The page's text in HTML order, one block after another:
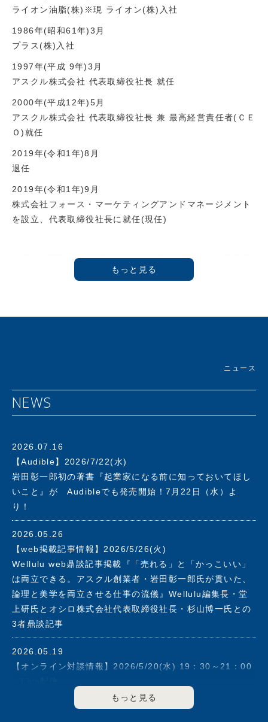
ライオン油脂(株)※現 ライオン(株)入社
1986年(昭和61年)3月
プラス(株)入社
1997年(平成 9年)3月
アスクル株式会社 代表取締役社長 就任
2000年(平成12年)5月
アスクル株式会社 代表取締役社長 兼 最高経営責任者(ＣＥ
Ｏ)就任
2019年(令和1年)8月
退任
2019年(令和1年)9月
株式会社フォース・マーケティングアンドマネージメント
を設立、代表取締役社長に就任(現任)
1950年(昭和25年)大阪生まれ。1973年(昭和48年)慶應義
塾大学商学部卒業後、ライオン油脂(株)(現 ライオン(株))
クル事業推進室 室長に就任。創業時４人でスタートしたア
てアスクルを指揮し、年商4000億を誇るオフィス用品No.
1デリバリーサービスへと発展させる。
超えたｅコマースサービスまでその事業領域を拡大する。
2019年アスクル社長を退任。同年、株式会社フォース・マ
ーケティングアンドマネージメントを設立。志の高いベン
チャー企業の支援と大企業のイノベーション強化をその使
命とし、これまで培ってきたマーケッター、経営者として
▼その他の役職
イザリーボードメンバー
2003年5月～2008年6月(株)エヌ・ティ・ティ・ドコモ(現
2006年6月～2018年3月(株)資生堂 社外取締役
2020年8月セーフィー(株)社外取締役
ニュース
NEWS
2026.07.16
【Audible】2026/7/22(水)
岩田彰一郎初の著書『起業家になる前に知っておいてほし
いこと』が Audibleでも発売開始！7月22日（水）よ
り！
2026.05.26
【web掲載記事情報】2026/5/26(火)
Wellulu web鼎談記事掲載『「売れる」と「かっこいい」
は両立できる。アスクル創業者・岩田彰一郎氏が貫いた、
論理と美学を両立させる仕事の流儀』Wellulu編集長・堂
上研氏とオシロ株式会社代表取締役社長・杉山博一氏との
3者鼎談記事
2026.05.19
【オンライン対談情報】2026/5/20(水) 19：30～21：00
FLAGS 「伊藤羊一が聞く！」#5 ゲスト：岩田彰一郎
著書『起業家になる前に知っておいてほしいこと』オンラ